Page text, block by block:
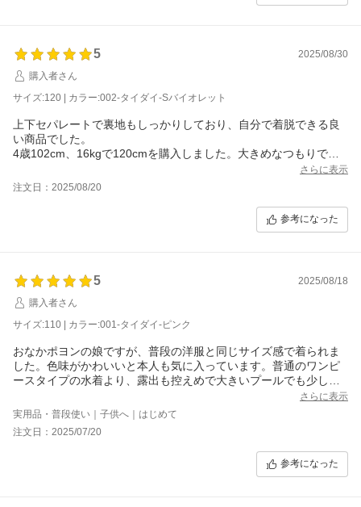
5
2025/08/30
購入者さん
サイズ:120 | カラー:002-タイダイ-Sバイオレット
上下セパレートで裏地もしっかりしており、自分で着脱できる良
い商品でした。
4歳102cm、16kgで120cmを購入しました。大きめなつもりでし
さらに表示
注文日：2025/08/20
参考になった
5
2025/08/18
購入者さん
サイズ:110 | カラー:001-タイダイ-ピンク
おなかポヨンの娘ですが、普段の洋服と同じサイズ感で着られま
した。色味がかわいいと本人も気に入っています。普通のワンピ
ースタイプの水着より、露出も控えめで大きいプールでも少し安
さらに表示
実用品・普段使い｜子供へ｜はじめて
注文日：2025/07/20
参考になった